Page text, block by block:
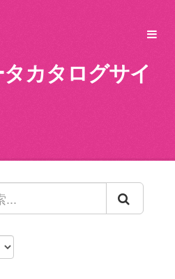
カタログサイ